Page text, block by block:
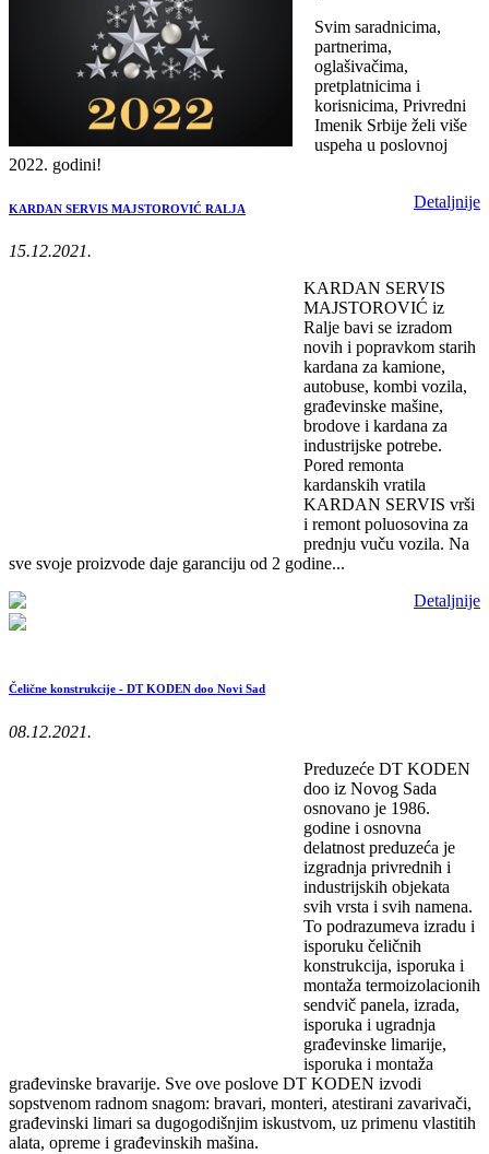
Svim saradnicima,
partnerima,
oglašivačima,
pretplatnicima i
korisnicima, Privredni
Imenik Srbije želi više
uspeha u poslovnoj
2022. godini!
Detaljnije
KARDAN SERVIS MAJSTOROVIĆ RALJA
15.12.2021.
KARDAN SERVIS
MAJSTOROVIĆ iz
Ralje bavi se izradom
novih i popravkom starih
kardana za kamione,
autobuse, kombi vozila,
građevinske mašine,
brodove i kardana za
industrijske potrebe.
Pored remonta
kardanskih vratila
KARDAN SERVIS vrši
i remont poluosovina za
prednju vuču vozila. Na
sve svoje proizvode daje garanciju od 2 godine...
Detaljnije
Čelične konstrukcije - DT KODEN doo Novi Sad
08.12.2021.
Preduzeće DT KODEN
doo iz Novog Sada
osnovano je 1986.
godine i osnovna
delatnost preduzeća je
izgradnja privrednih i
industrijskih objekata
svih vrsta i svih namena.
To podrazumeva izradu i
isporuku čeličnih
konstrukcija, isporuka i
montaža termoizolacionih
sendvič panela, izrada,
isporuka i ugradnja
građevinske limarije,
isporuka i montaža
građevinske bravarije. Sve ove poslove DT KODEN izvodi
sopstvenom radnom snagom: bravari, monteri, atestirani zavarivači,
građevinski limari sa dugogodišnjim iskustvom, uz primenu vlastitih
alata, opreme i građevinskih mašina.